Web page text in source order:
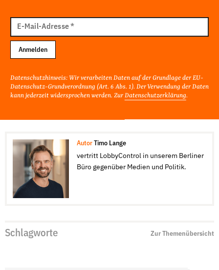
Mail
Adresse
E-Mail-Adresse*
Anmelden
Datenschutzhinweis: Wir verarbeiten Daten auf der Grundlage der EU-
Datenschutz-Grundverordnung (Art. 6 Abs. 1). Der Verwendung der Daten
kann jederzeit widersprochen werden. Zur Datenschutzerklärung.
Autor Timo Lange
vertritt LobbyControl in unserem Berliner
Büro gegenüber Medien und Politik.
Schlagworte Zur Themenübersicht